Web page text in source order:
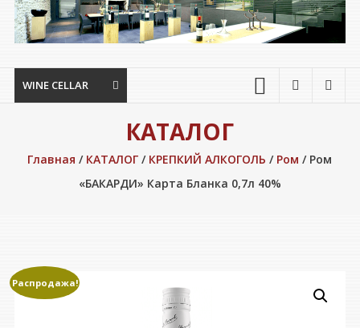
WINE CELLAR
КАТАЛОГ
Главная / КАТАЛОГ / КРЕПКИЙ АЛКОГОЛЬ / Ром / Ром
«БАКАРДИ» Карта Бланка 0,7л 40%
Распродажа!